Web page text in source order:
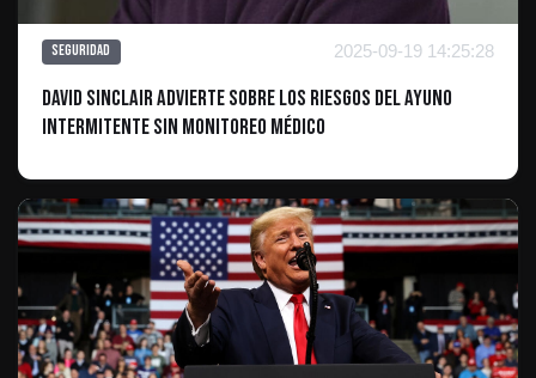
Seguridad 2025-09-19 14:25:28
David Sinclair advierte sobre los riesgos del ayuno
intermitente sin monitoreo médico